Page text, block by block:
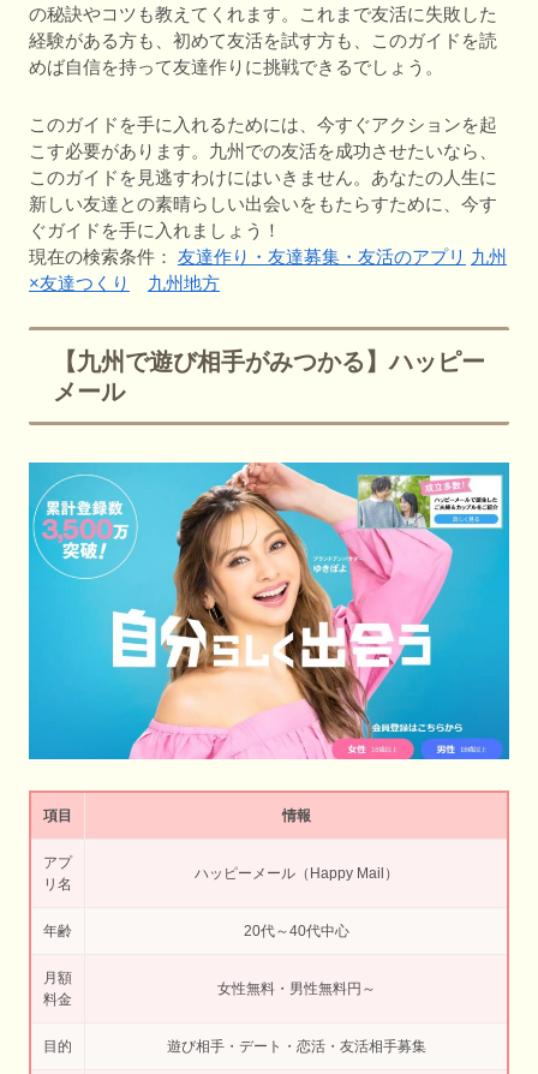
の秘訣やコツも教えてくれます。これまで友活に失敗した
経験がある方も、初めて友活を試す方も、このガイドを読
めば自信を持って友達作りに挑戦できるでしょう。
このガイドを手に入れるためには、今すぐアクションを起
こす必要があります。九州での友活を成功させたいなら、
このガイドを見逃すわけにはいきません。あなたの人生に
新しい友達との素晴らしい出会いをもたらすために、今す
ぐガイドを手に入れましょう！
現在の検索条件： 友達作り・友達募集・友活のアプリ 九州
×友達つくり
九州地方
【九州で遊び相手がみつかる】ハッピー
メール
項目 情報
アプ
リ名
ハッピーメール（Happy Mail）
年齢 20代～40代中心
月額
料金
女性無料・男性無料円～
目的 遊び相手・デート・恋活・友活相手募集